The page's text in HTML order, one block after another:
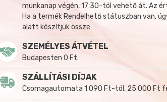
munkanap végén, 17:30-tól vehető át. Az
Ha a termék Rendelhető státuszban van,
alatt készítjük össze
SZEMÉLYES ÁTVÉTEL
Budapesten 0 Ft.
SZÁLLÍTÁSI DÍJAK
Csomagautomata 1 090 Ft-tól, 25 000 Ft